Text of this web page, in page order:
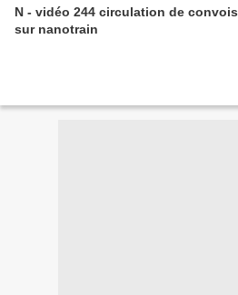
N - vidéo 244 circulation de convois
sur nanotrain